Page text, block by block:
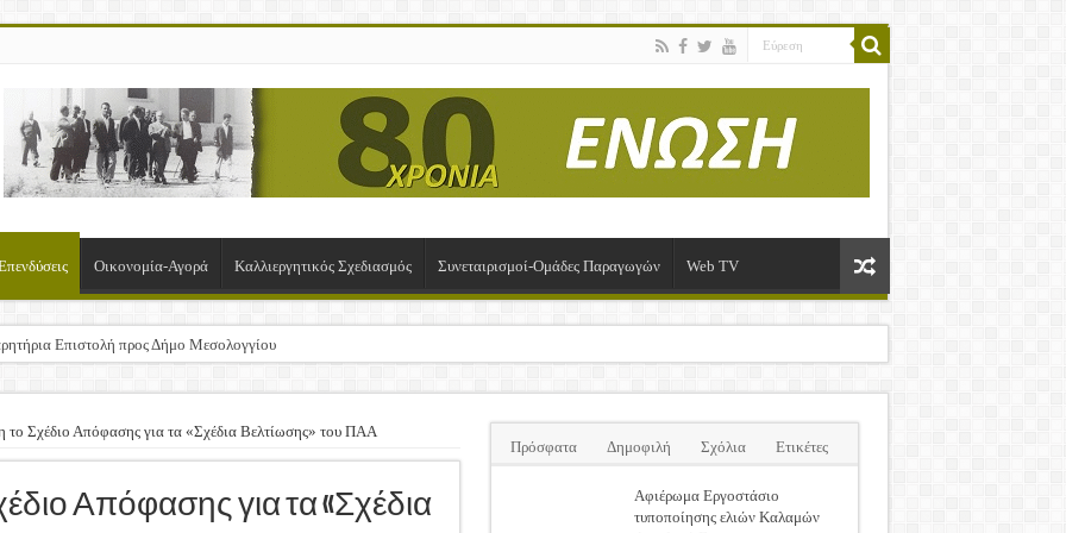
Οικονομία-Αγορά Καλλιεργητικός Σχεδιασμός Συνεταιρισμοί-Ομάδες Παραγωγών Web TV
Επιστολή προς Δήμο Μεσολογγίου
της Πρόσκλησης Σχεδίων Βελτίωσης
το Σχέδιο Απόφασης για τα «Σχέδια Βελτίωσης» του ΠΑΑ
Απόφασης για τα «Σχέδια
Πρόσφατα Δημοφιλή Σχόλια Ετικέτες
Αφιέρωμα Εργοστάσιο
τυποποίησης ελιών Καλαμών